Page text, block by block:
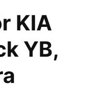
KIA
YB,